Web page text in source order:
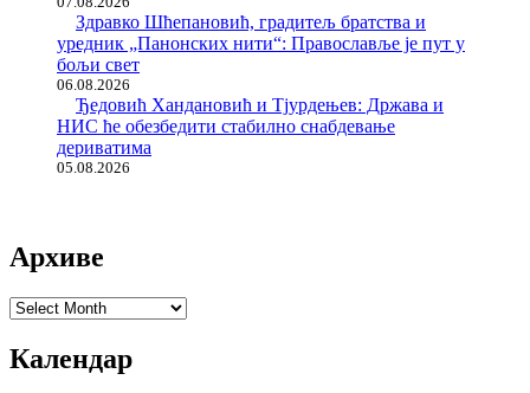
Здравко Шћепановић, градитељ братства и
уредник „Панонских нити“: Православље је пут у
бољи свет
06.08.2026
Ђедовић Хандановић и Тјурдењев: Држава и
НИС ће обезбедити стабилно снабдевање
дериватима
05.08.2026
Архиве
Архиве
Календар